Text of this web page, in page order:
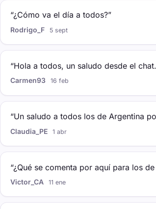
“¿Cómo va el día a todos?”
Rodrigo_F 5 sept
“Hola a todos, un saludo desde el
Carmen93 16 feb
“Un saludo a todos los de Argentina
Claudia_PE 1 abr
“¿Qué se comenta por aquí para los
Victor_CA 11 ene